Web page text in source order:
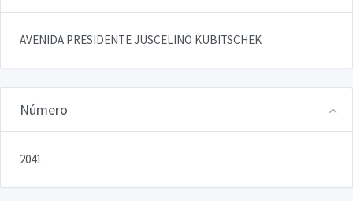
AVENIDA PRESIDENTE JUSCELINO KUBITSCHEK
Número
2041